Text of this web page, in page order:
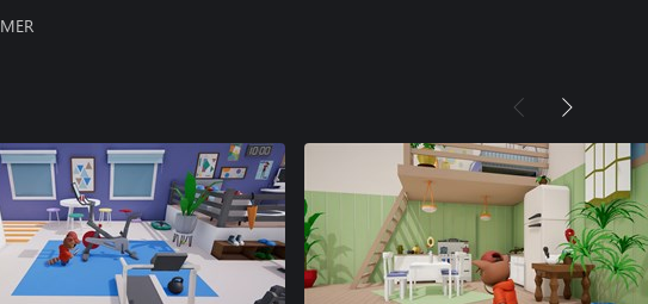
MER